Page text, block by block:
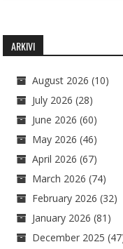
ARKIVI
August 2026 (10)
July 2026 (28)
June 2026 (60)
May 2026 (46)
April 2026 (67)
March 2026 (74)
February 2026 (32)
January 2026 (81)
December 2025